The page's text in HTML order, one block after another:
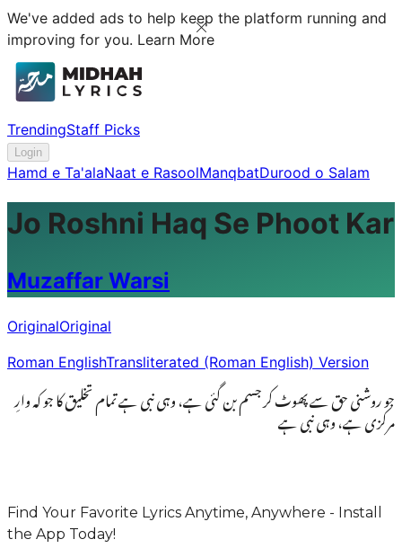
We've added ads to help keep the platform running and
improving for you. Learn More
TrendingStaff Picks
Login
Hamd e Ta'alaNaat e RasoolManqbatDurood o Salam
Jo Roshni Haq Se Phoot Kar
Muzaffar Warsi
OriginalOriginal
Roman EnglishTransliterated (Roman English) Version
جو روشنی حق سے پھوٹ کر جسم بن گئی ہے، وہی نبی ہے تمام تخلیق کا جو کہ وارِ
مرکزی ہے، وہی نبی ہے
Find Your Favorite Lyrics Anytime, Anywhere - Install
the App Today!